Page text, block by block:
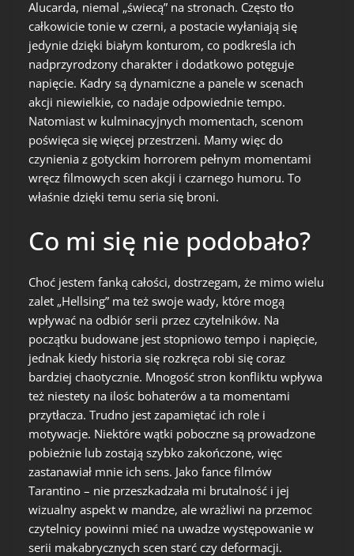
Alucarda, niemal „świecą” na stronach. Często tło
całkowicie tonie w czerni, a postacie wyłaniają się
jedynie dzięki białym konturom, co podkreśla ich
nadprzyrodzony charakter i dodatkowo potęguje
napięcie. Kadry są dynamiczne a panele w scenach
akcji niewielkie, co nadaje odpowiednie tempo.
Natomiast w kulminacyjnych momentach, scenom
poświęca się więcej przestrzeni. Mamy więc do
czynienia z gotyckim horrorem pełnym momentami
wręcz filmowych scen akcji i czarnego humoru. To
właśnie dzięki temu seria się broni.
Co mi się nie podobało?
Choć jestem fanką całości, dostrzegam, że mimo wielu
zalet „Hellsing” ma też swoje wady, które mogą
wpływać na odbiór serii przez czytelników. Na
początku budowane jest stopniowo tempo i napięcie,
jednak kiedy historia się rozkręca robi się coraz
bardziej chaotycznie. Mnogość stron konfliktu wpływa
też niestety na ilośc bohaterów a ta momentami
przytłacza. Trudno jest zapamiętać ich role i
motywacje. Niektóre wątki poboczne są prowadzone
pobieżnie lub zostają szybko zakończone, więc
zastanawiał mnie ich sens. Jako fance filmów
Tarantino – nie przeszkadzała mi brutalność i jej
wizualny aspekt w mandze, ale wrażliwi na przemoc
czytelnicy powinni mieć na uwadze występowanie w
serii makabrycznych scen starć czy deformacji.